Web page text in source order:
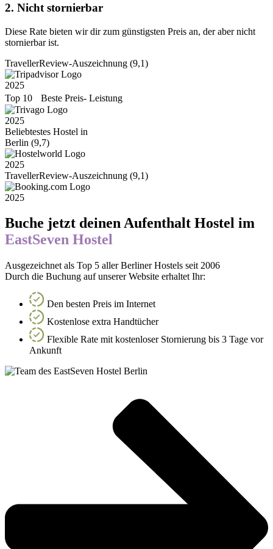
2. Nicht stornierbar
Diese Rate bieten wir dir zum günstigsten Preis an, der aber nicht
stornierbar ist.
TravellerReview-Auszeichnung (9,1)
2025
Top 10 Beste Preis- Leistung
2025
Beliebtestes Hostel in
Berlin (9,7)
2025
TravellerReview-Auszeichnung (9,1)
2025
Buche jetzt deinen Aufenthalt Hostel im
EastSeven Hostel
Ausgezeichnet als Top 5 aller Berliner Hostels seit 2006
Durch die Buchung auf unserer Website erhaltet Ihr:
Den besten Preis im Internet
Kostenlose extra Handtücher
Flexible Rate mit kostenloser Stornierung bis 3 Tage vor
Ankunft